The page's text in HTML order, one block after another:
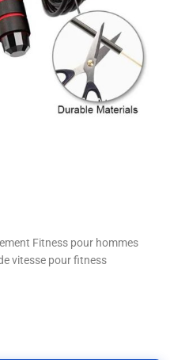
Fitness pour hommes
vitesse pour fitness